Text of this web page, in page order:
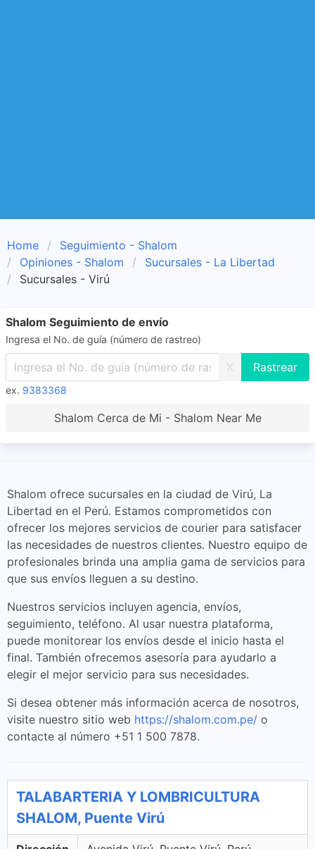
Home
Seguimiento - Shalom
Opiniones - Shalom
Sucursales - La Libertad
Sucursales - Virú
Shalom Seguimiento de envío
Ingresa el No. de guía (número de rastreo)
X
ex. 9383368
Shalom Cerca de Mi - Shalom Near Me
Shalom ofrece sucursales en la ciudad de Virú, La
Libertad en el Perú. Estamos comprometidos con
ofrecer los mejores servicios de courier para satisfacer
las necesidades de nuestros clientes. Nuestro equipo de
profesionales brinda una amplia gama de servicios para
que sus envíos lleguen a su destino.
Nuestros servicios incluyen agencia, envíos,
seguimiento, teléfono. Al usar nuestra plataforma,
puede monitorear los envíos desde el inicio hasta el
final. También ofrecemos asesoría para ayudarlo a
elegir el mejor servicio para sus necesidades.
Si desea obtener más información acerca de nosotros,
visite nuestro sitio web https://shalom.com.pe/ o
contacte al número +51 1 500 7878.
TALABARTERIA Y LOMBRICULTURA
SHALOM, Puente Virú